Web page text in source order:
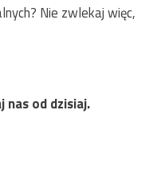
Nie zwlekaj więc,
nas od dzisiaj.